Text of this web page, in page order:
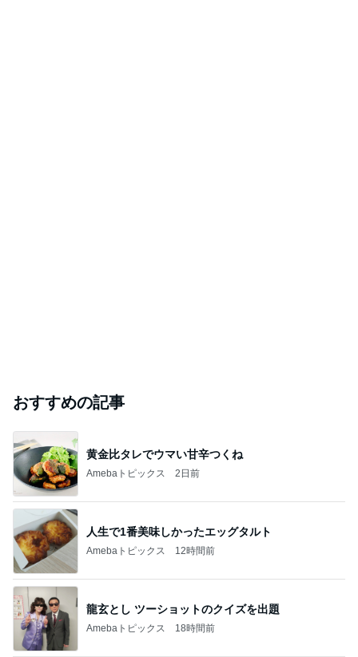
おすすめの記事
黄金比タレでウマい甘辛つくね
Amebaトピックス 2日前
人生で1番美味しかったエッグタルト
Amebaトピックス 12時間前
龍玄とし ツーショットのクイズを出題
Amebaトピックス 18時間前